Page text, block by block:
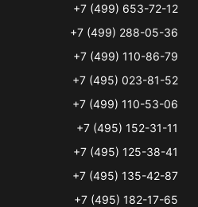
+7 (499) 653-72-12
+7 (499) 288-05-36
+7 (499) 110-86-79
+7 (495) 023-81-52
+7 (499) 110-53-06
+7 (495) 152-31-11
+7 (495) 125-38-41
+7 (495) 135-42-87
+7 (495) 182-17-65